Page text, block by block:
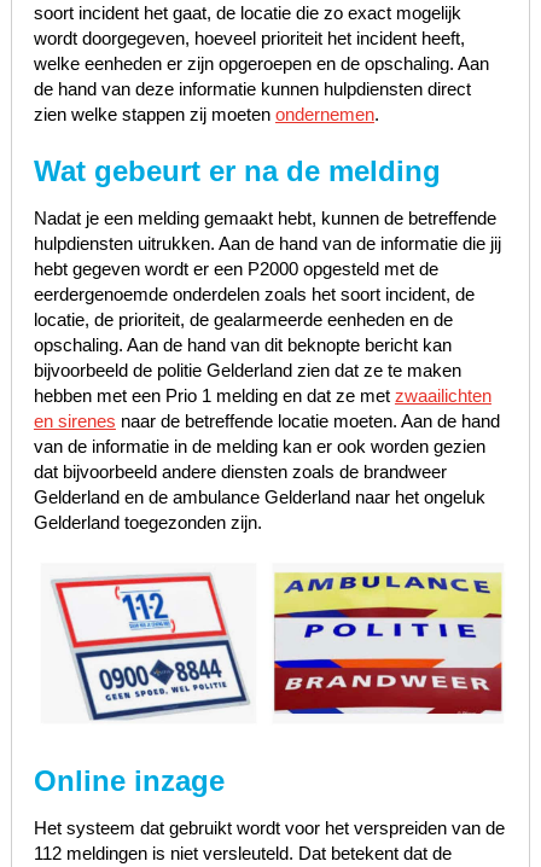
soort incident het gaat, de locatie die zo exact mogelijk
wordt doorgegeven, hoeveel prioriteit het incident heeft,
welke eenheden er zijn opgeroepen en de opschaling. Aan
de hand van deze informatie kunnen hulpdiensten direct
zien welke stappen zij moeten ondernemen.
Wat gebeurt er na de melding
Nadat je een melding gemaakt hebt, kunnen de betreffende
hulpdiensten uitrukken. Aan de hand van de informatie die jij
hebt gegeven wordt er een P2000 opgesteld met de
eerdergenoemde onderdelen zoals het soort incident, de
locatie, de prioriteit, de gealarmeerde eenheden en de
opschaling. Aan de hand van dit beknopte bericht kan
bijvoorbeeld de politie Gelderland zien dat ze te maken
hebben met een Prio 1 melding en dat ze met zwaailichten
en sirenes naar de betreffende locatie moeten. Aan de hand
van de informatie in de melding kan er ook worden gezien
dat bijvoorbeeld andere diensten zoals de brandweer
Gelderland en de ambulance Gelderland naar het ongeluk
Gelderland toegezonden zijn.
Online inzage
Het systeem dat gebruikt wordt voor het verspreiden van de
112 meldingen is niet versleuteld. Dat betekent dat de